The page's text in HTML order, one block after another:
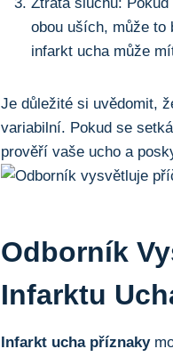
Ztráta ‌sluchu:
obou uších, může to
⁤infarkt ucha může
Je důležité si ⁤uvědomit,
variabilní. ⁤Pokud se
prověří vaše ucho a⁢
Odborník⁤
Infarktu
Infarkt ucha příznaky